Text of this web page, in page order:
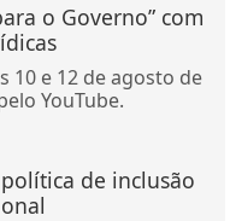
o Governo” com
10 e 12 de agosto de
YouTube.
de inclusão